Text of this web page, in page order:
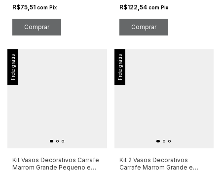
R$75,51 com Pix R$122,54 com Pix
Frete grátis
Kit Vasos Decorativos Carrafe
Marrom Grande Pequeno e
Frete grátis
Kit 2 Vasos Decorativos
Carrafe Marrom Grande e